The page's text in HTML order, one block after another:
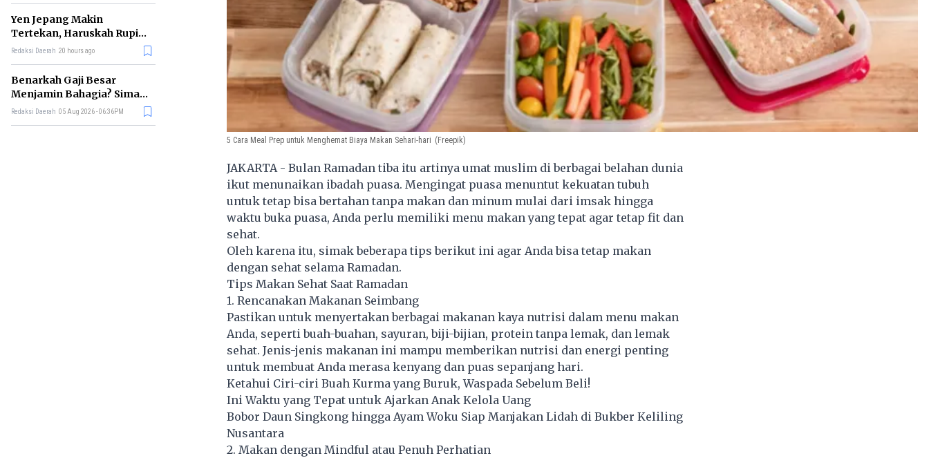
Yen Jepang Makin
Tertekan, Haruskah Rupiah
Ikut Khawatir?
Redaksi Daerah 20 hours ago
Benarkah Gaji Besar
Menjamin Bahagia? Simak
Penjelasan Ilmu Ekonomi
Redaksi Daerah 05 Aug 2026 - 06:36PM
5 Cara Meal Prep untuk Menghemat Biaya Makan Sehari-hari (Freepik)
JAKARTA - Bulan Ramadan tiba itu artinya umat muslim di berbagai belahan dunia
ikut menunaikan ibadah puasa. Mengingat puasa menuntut kekuatan tubuh
untuk tetap bisa bertahan tanpa makan dan minum mulai dari imsak hingga
waktu buka puasa, Anda perlu memiliki menu makan yang tepat agar tetap fit dan
sehat.
Oleh karena itu, simak beberapa tips berikut ini agar Anda bisa tetap makan
dengan sehat selama Ramadan.
Tips Makan Sehat Saat Ramadan
1. Rencanakan Makanan Seimbang
Pastikan untuk menyertakan berbagai makanan kaya nutrisi dalam menu makan
Anda, seperti buah-buahan, sayuran, biji-bijian, protein tanpa lemak, dan lemak
sehat. Jenis-jenis makanan ini mampu memberikan nutrisi dan energi penting
untuk membuat Anda merasa kenyang dan puas sepanjang hari.
Ketahui Ciri-ciri Buah Kurma yang Buruk, Waspada Sebelum Beli!
Ini Waktu yang Tepat untuk Ajarkan Anak Kelola Uang
Bobor Daun Singkong hingga Ayam Woku Siap Manjakan Lidah di Bukber Keliling
Nusantara
2. Makan dengan Mindful atau Penuh Perhatian